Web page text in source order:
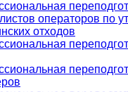
операторов по
отходов